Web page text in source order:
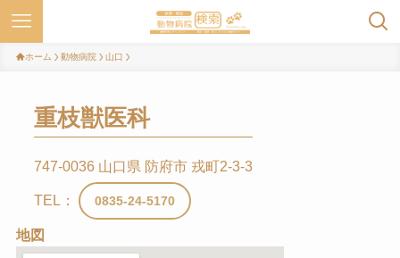
ホーム 動物病院 山口
重枝獣医科
747-0036 山口県 防府市 戎町2-3-3
TEL： 0835-24-5170
地図